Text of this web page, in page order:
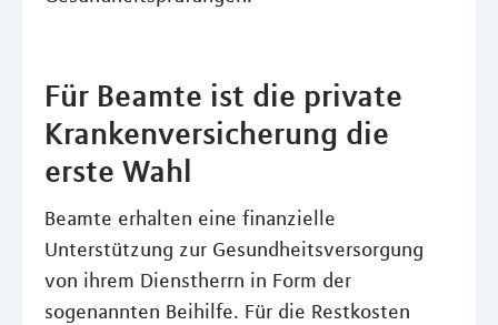
Für Beamte ist die private
Krankenversicherung die
erste Wahl
Beamte erhalten eine finanzielle
Unterstützung zur Gesundheitsversorgung
von ihrem Dienstherrn in Form der
sogenannten Beihilfe. Für die Restkosten